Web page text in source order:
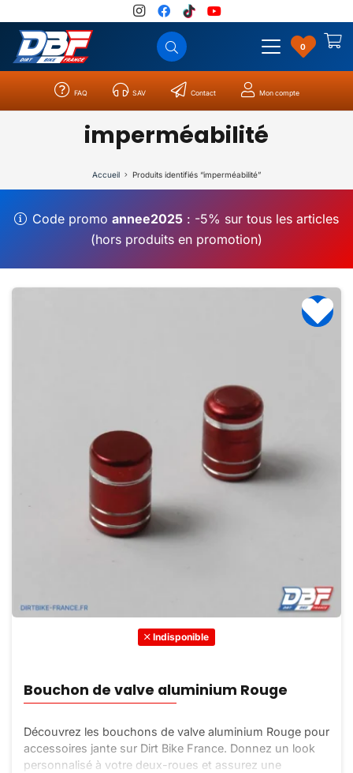
0
FAQ SAV Contact Mon compte
imperméabilité
Accueil Produits identifiés “imperméabilité”
Code promo annee2025: -5% sur tous les articles
(hors produits en promotion)
Indisponible
Bouchon de valve aluminium Rouge
Découvrez les bouchons de valve aluminium Rouge pour
accessoires jante sur Dirt Bike France. Donnez un look
personnalisé à votre deux-roues et assurez une
Catégories Résultats